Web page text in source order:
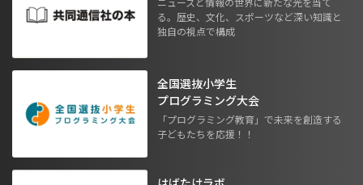
る。歴史、文化、スポーツなど深い知識と
独自の視点で構成
全国選抜小学生
プログラミング大会
「プログラミング教育」で未来を創造する
子どもたちを応援！！